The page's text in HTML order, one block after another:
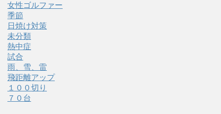
女性ゴルファー
季節
日焼け対策
未分類
熱中症
試合
雨、雪、雷
飛距離アップ
１００切り
７０台